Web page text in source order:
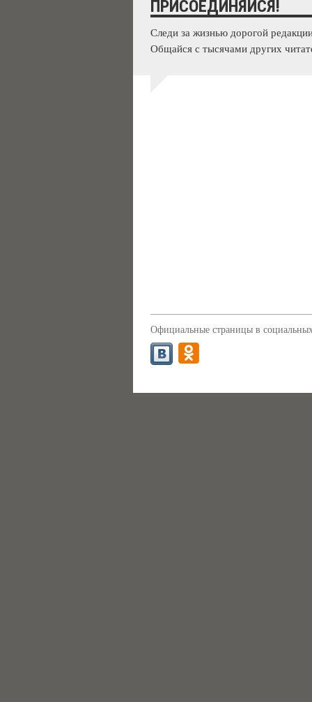
ПРИСОЕДИНЯЙСЯ!
Следи за жизнью дорогой
Общайся с тысячами других
Официальные страницы в социальных